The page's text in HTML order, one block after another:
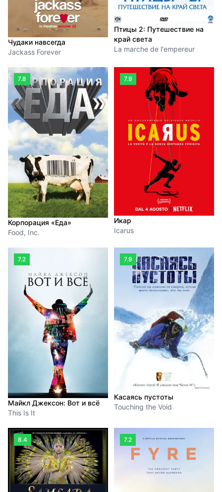
Чудаки навсегда
Jackass Forever
Птицы 2: Путешествие на
край света
La marche de l'empereur
7.8
Корпорация «Еда»
Food, Inc.
7.9
Икар
Icarus
7.2
Майкл Джексон: Вот и всё
This Is It
7.9
Касаясь пустоты
Touching the Void
8.4 7.2